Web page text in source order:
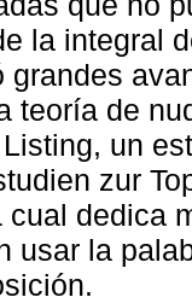
la integral
grandes
teoría de
un
zur
dedica
usar la